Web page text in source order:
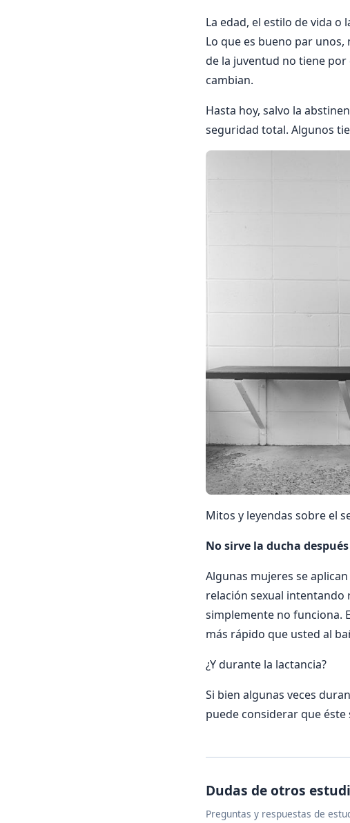
La edad, el estilo de vida
Lo que es bueno par
de la juventud no tiene por
cambian.
Hasta hoy, salvo la
seguridad total. Algunos
Mitos y leyendas sobre el
No sirve la ducha
Algunas mujeres se
relación sexual intentando
simplemente no funciona.
más rápido que usted al
¿Y durante la lactancia?
Si bien algunas veces
puede considerar que
Dudas de otros
Preguntas y respuestas de